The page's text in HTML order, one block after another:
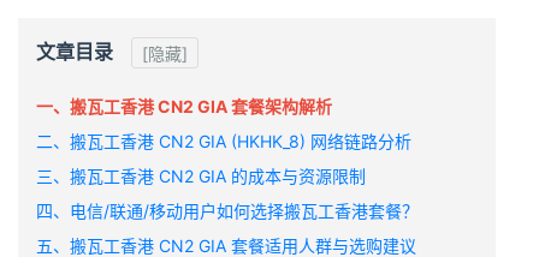
文章目录 [隐藏]
一、搬瓦工香港 CN2 GIA 套餐架构解析
二、搬瓦工香港 CN2 GIA (HKHK_8) 网络链路分析
三、搬瓦工香港 CN2 GIA 的成本与资源限制
四、电信/联通/移动用户如何选择搬瓦工香港套餐？
五、搬瓦工香港 CN2 GIA 套餐适用人群与选购建议